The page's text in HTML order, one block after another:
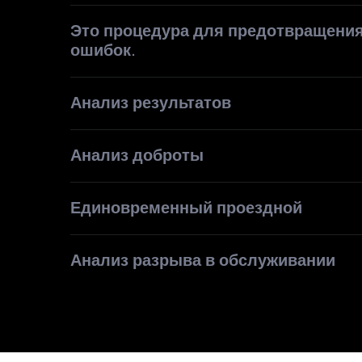
Это процедура для
ошибок.
Анализ результатов
Анализ доброты
Единовременный проездной
Анализ разрыва в обслуживании